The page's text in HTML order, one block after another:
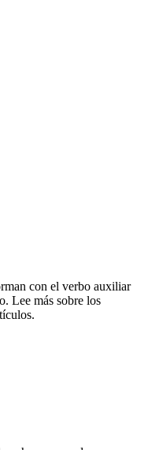
con el verbo auxiliar
Lee más sobre los